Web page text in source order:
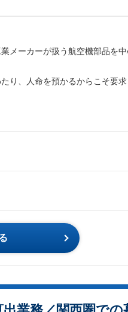
メーカーが扱う航空機部品を
り、人命を預かるからこそ要